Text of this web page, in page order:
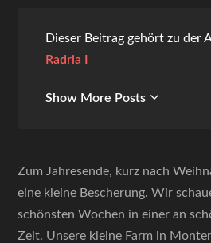
Dieser Beitrag gehört zu der
Radria I
Show More Posts
Zum Jahresende, kurz nach
eine kleine Bescherung. Wir
schönsten Wochen in einer an
Zeit. Unsere kleine Farm in